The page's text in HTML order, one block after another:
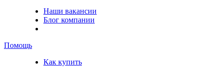
Наши вакансии
Блог компании
Помощь
Как купить